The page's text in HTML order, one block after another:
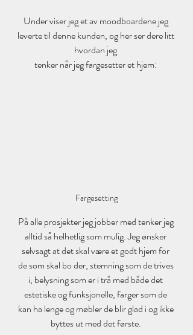
Under viser jeg et av moodboardene jeg
leverte til denne kunden, og her ser dere litt
hvordan jeg
tenker når jeg fargesetter et hjem:
Fargesetting
På alle prosjekter jeg jobber med tenker jeg
alltid så helhetlig som mulig. Jeg ønsker
selvsagt at det skal være et godt hjem for
de som skal bo der, stemning som de trives
i, belysning som er i trå med både det
estetiske og funksjonelle, farger som de
kan ha lenge og møbler de blir glad i og ikke
byttes ut med det første.